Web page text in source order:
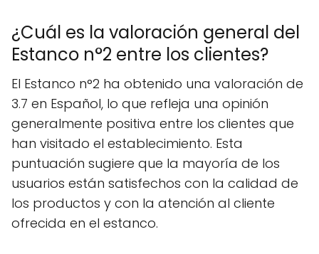
¿Cuál es la valoración general del
Estanco n°2 entre los clientes?
El Estanco n°2 ha obtenido una valoración de
3.7 en Español, lo que refleja una opinión
generalmente positiva entre los clientes que
han visitado el establecimiento. Esta
puntuación sugiere que la mayoría de los
usuarios están satisfechos con la calidad de
los productos y con la atención al cliente
ofrecida en el estanco.